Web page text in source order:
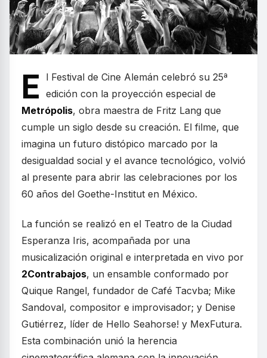
E
l Festival de Cine Alemán celebró su 25ª
edición con la proyección especial de
Metrópolis, obra maestra de Fritz Lang que
cumple un siglo desde su creación. El filme, que
imagina un futuro distópico marcado por la
desigualdad social y el avance tecnológico, volvió
al presente para abrir las celebraciones por los
60 años del Goethe-Institut en México.
La función se realizó en el Teatro de la Ciudad
Esperanza Iris, acompañada por una
musicalización original e interpretada en vivo por
2Contrabajos, un ensamble conformado por
Quique Rangel, fundador de Café Tacvba; Mike
Sandoval, compositor e improvisador; y Denise
Gutiérrez, líder de Hello Seahorse! y MexFutura.
Esta combinación unió la herencia